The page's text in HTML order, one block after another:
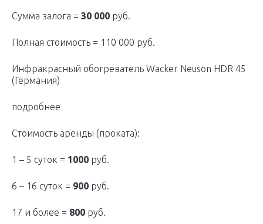
Сумма залога = 30 000 руб.
Полная стоимость = 110 000 руб.
Инфракрасный обогреватель Wacker Neuson HDR 45
(Германия)
подробнее
Стоимость аренды (проката):
1 – 5 суток = 1000 руб.
6 – 16 суток = 900 руб.
17 и более = 800 руб.